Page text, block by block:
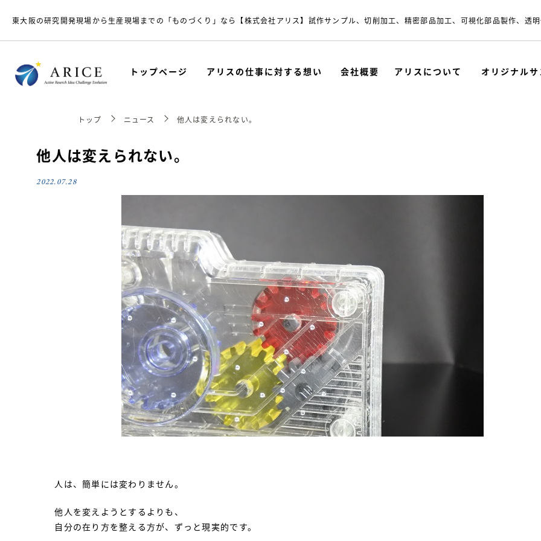
東大阪の研究開発現場から生産現場までの「ものづくり」なら【株式会社アリス】試作サンプル、切削加工、精密部品加工、可視化部品製作、透
トップページ アリスの仕事に対する想い 会社概要 アリスについて オリジナル
トップ ニュース 他人は変えられない。
他人は変えられない。
2022.07.28
人は、簡単には変わりません。
他人を変えようとするよりも、
自分の在り方を整える方が、ずっと現実的です。